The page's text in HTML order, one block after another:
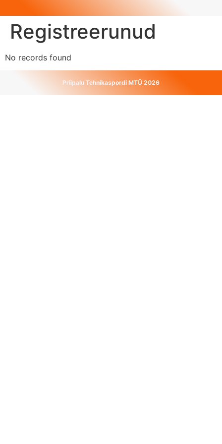
Registreerunud
No records found
Priipalu Tehnikaspordi MTÜ 2026